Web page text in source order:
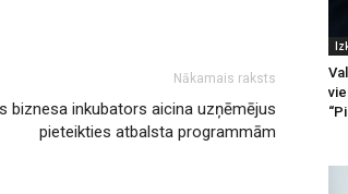
Nākamais raksts
biznesa inkubators aicina uzņēmējus
pieteikties atbalsta programmām